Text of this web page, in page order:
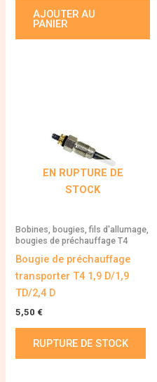
AJOUTER AU
PANIER
EN RUPTURE DE
STOCK
Bobines, bougies, fils d'allumage,
bougies de préchauffage T4
Bougie de préchauffage
transporter T4 1,9 D/1,9
TD/2,4 D
5,50 €
RUPTURE DE STOCK